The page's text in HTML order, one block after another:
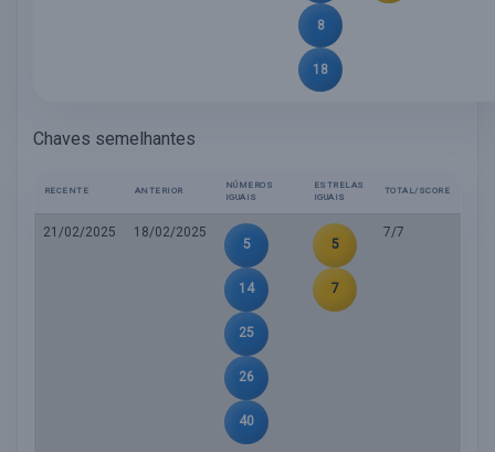
8
18
Chaves semelhantes
RECENTE ANTERIOR
NÚMEROS
IGUAIS
ESTRELAS
IGUAIS
TOTAL/SCORE
21/02/2025
18/02/2025
5
14
25
26
40
5
7
7/7